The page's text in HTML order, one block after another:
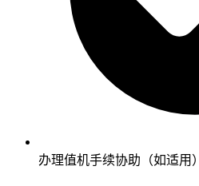
办理值机手续协助（如适用）